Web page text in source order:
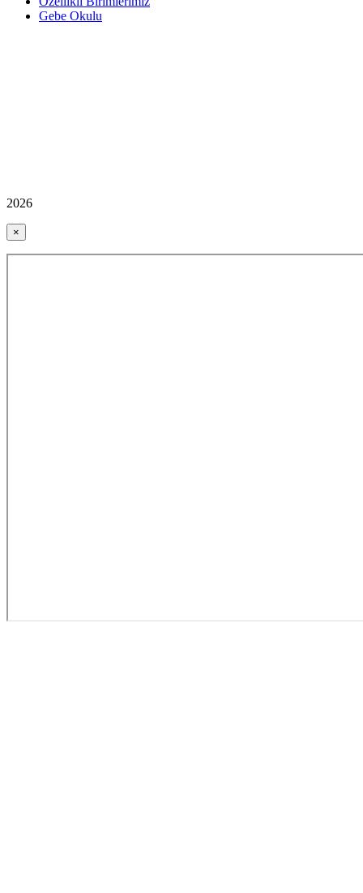
Gebe Okulu
2026
×